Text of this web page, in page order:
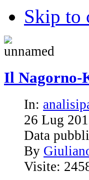
Skip to
Il Nagorno-
In:
26 Lug
Data
By
Visite: